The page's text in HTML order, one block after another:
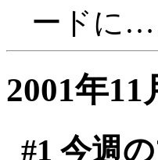
ードに…
2001年11
#1 今週